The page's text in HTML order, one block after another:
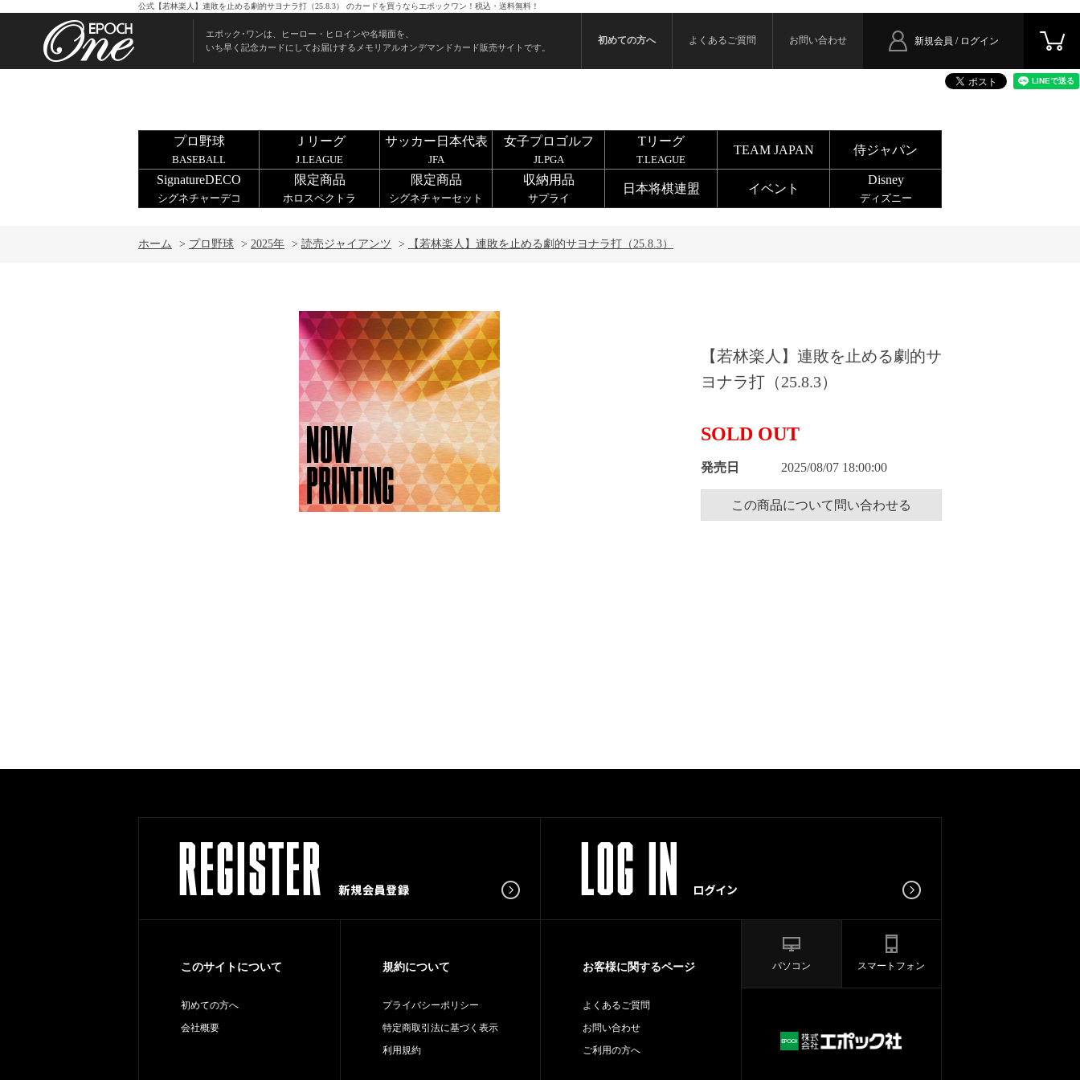
公式【若林楽人】連敗を止める劇的サヨナラ打（25.8.3） のカードを買うならエポックワン！税込・送料無料！
エポック･ワンは、ヒーロー・ヒロインや名場面を、
いち早く記念カードにしてお届けするメモリアルオンデマンドカード販売サイトです。
新規会員 / ログイン
初めての方へ よくあるご質問 お問い合わせ
プロ野球
BASEBALL
Ｊリーグ
J.LEAGUE
サッカー日本代表
JFA
女子プロゴルフ
JLPGA
Tリーグ
T.LEAGUE
TEAM JAPAN 侍ジャパン
SignatureDECO
シグネチャーデコ
限定商品
ホロスペクトラ
限定商品
シグネチャーセット
収納用品
サプライ
日本将棋連盟 イベント
Disney
ディズニー
ホーム > プロ野球 > 2025年 > 読売ジャイアンツ > 【若林楽人】連敗を止める劇的サヨナラ打（25.8.3）
【若林楽人】連敗を止める劇的サ
ヨナラ打（25.8.3）
SOLD OUT
発売日 2025/08/07 18:00:00
この商品について問い合わせる
このサイトについて
初めての方へ
会社概要
規約について
プライバシーポリシー
特定商取引法に基づく表示
利用規約
お客様に関するページ
よくあるご質問
お問い合わせ
ご利用の方へ
パソコン スマートフォン